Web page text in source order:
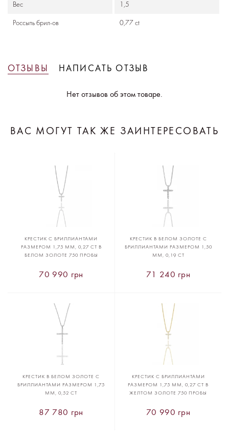
Вес 1,5
Россыпь брил-ов 0,77 ct
ОТЗЫВЫ НАПИСАТЬ ОТЗЫВ
Нет отзывов об этом товаре.
ВАС МОГУТ ТАК ЖЕ ЗАИНТЕРЕСОВАТЬ
КРЕСТИК С БРИЛЛИАНТАМИ
РАЗМЕРОМ 1,75 ММ, 0,27 CT В
БЕЛОМ ЗОЛОТЕ 750 ПРОБЫ
70 990 грн
КРЕСТИК В БЕЛОМ ЗОЛОТЕ С
БРИЛЛИАНТАМИ РАЗМЕРОМ 1,50
ММ, 0,19 CT
71 240 грн
КРЕСТИК В БЕЛОМ ЗОЛОТЕ С
БРИЛЛИАНТАМИ РАЗМЕРОМ 1,75
ММ, 0,52 CT
87 780 грн
КРЕСТИК С БРИЛЛИАНТАМИ
РАЗМЕРОМ 1,75 ММ, 0,27 CT В
ЖЕЛТОМ ЗОЛОТЕ 750 ПРОБЫ
70 990 грн